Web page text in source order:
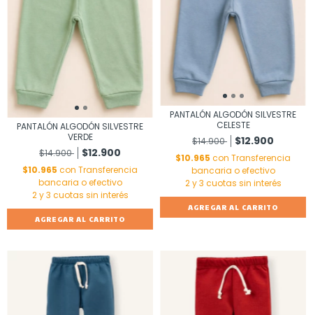
PANTALÓN ALGODÓN SILVESTRE
VERDE
$14.900
$12.900
$10.965 con Transferencia
bancaria o efectivo
AGREGAR AL CARRITO
PANTALÓN ALGODÓN SILVESTRE
CELESTE
$14.900
$12.900
$10.965 con Transferencia
bancaria o efectivo
AGREGAR AL CARRITO